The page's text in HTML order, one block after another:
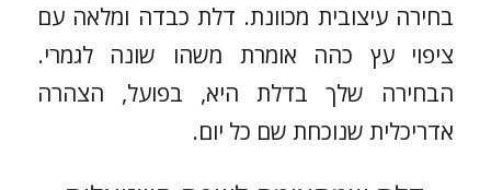
בחירה עיצובית מכוונת. דלת כבדה ומלאה עם
ציפוי עץ כהה אומרת משהו שונה לגמרי.
הבחירה שלך בדלת היא, בפועל, הצהרה
אדריכלית שנוכחת שם כל יום.